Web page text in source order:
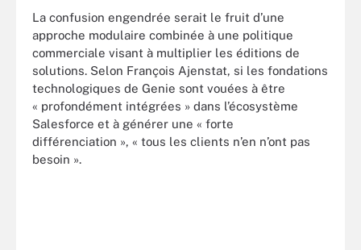
La confusion engendrée serait le fruit d’une
approche modulaire combinée à une politique
commerciale visant à multiplier les éditions de
solutions. Selon François Ajenstat, si les fondations
technologiques de Genie sont vouées à être
« profondément intégrées » dans l’écosystème
Salesforce et à générer une « forte
différenciation », « tous les clients n’en n’ont pas
besoin ».